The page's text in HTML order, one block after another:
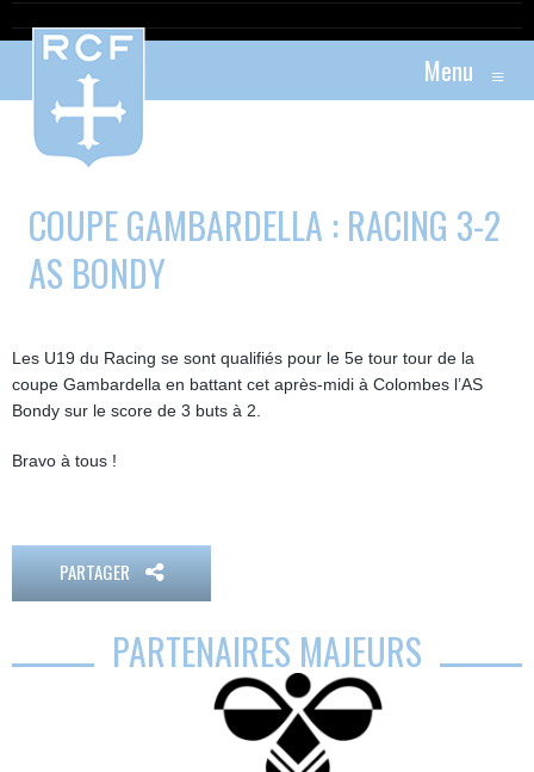
Menu ≡
COUPE GAMBARDELLA : RACING 3-2
AS BONDY
Les U19 du Racing se sont qualifiés pour le 5e tour tour de la
coupe Gambardella en battant cet après-midi à Colombes l’AS
Bondy sur le score de 3 buts à 2.
Bravo à tous !
PARTAGER
PARTENAIRES MAJEURS